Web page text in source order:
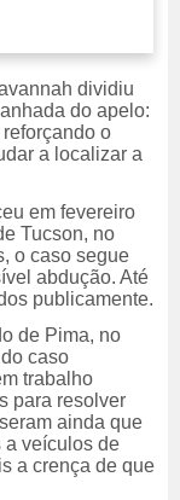
buscas
dividiu
do apelo:
o
a localizar a
em fevereiro
Tucson, no
o caso segue
abdução. Até
publicamente.
de Pima, no
caso
trabalho
para resolver
ainda que
a veículos de
a crença de que